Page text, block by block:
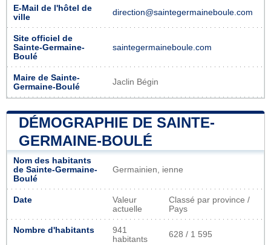
E-Mail de l'hôtel de
ville
direction@saintegermaineboule.com
Site officiel de
Sainte-Germaine-
Boulé
saintegermaineboule.com
Maire de Sainte-
Germaine-Boulé
Jaclin Bégin
DÉMOGRAPHIE DE SAINTE-
GERMAINE-BOULÉ
Nom des habitants
de Sainte-Germaine-
Boulé
Germainien, ienne
Date
Valeur
actuelle
Classé par province /
Pays
Nombre d'habitants
941
habitants
628 / 1 595